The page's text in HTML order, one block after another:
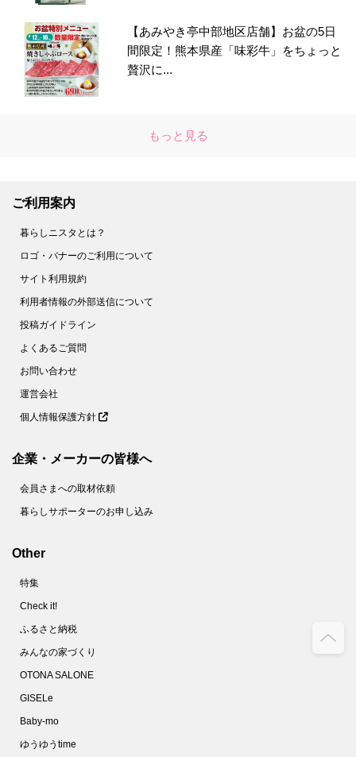
【あみやき亭中部地区店舗】お盆の5日
間限定！熊本県産「味彩牛」をちょっと
贅沢に...
もっと見る
ご利用案内
暮らしニスタとは？
ロゴ・バナーのご利用について
サイト利用規約
利用者情報の外部送信について
投稿ガイドライン
よくあるご質問
お問い合わせ
運営会社
個人情報保護方針
企業・メーカーの皆様へ
会員さまへの取材依頼
暮らしサポーターのお申し込み
Other
特集
Check it!
ふるさと納税
みんなの家づくり
OTONA SALONE
GISELe
Baby-mo
ゆうゆうtime